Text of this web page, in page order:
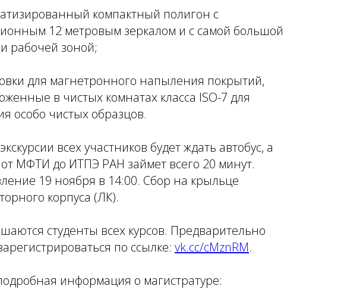
компактный полигон с
12 метровым зеркалом и с самой большой
рабочей зоной;
для магнетронного напыления покрытий,
в чистых комнатах класса ISO-7 для
особо чистых образцов.
всех участников будет ждать автобус, а
МФТИ до ИТПЭ РАН займет всего 20 минут.
19 ноября в 14:00. Сбор на крыльце
корпуса (ЛК).
студенты всех курсов. Предварительно
по ссылке: vk.cc/cMznRM.
информация о магистратуре: